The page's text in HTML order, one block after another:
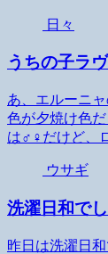
日々
うちの子ラヴ
あ、エルーニ
色が夕焼け色
は♂♀だけど、
ウサギ
洗濯日和で
昨日は洗濯日